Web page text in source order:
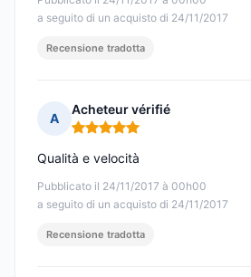
a seguito di un acquisto di 24/11/2017
Recensione tradotta
A
Acheteur vérifié
Nota: 5 su 5
Pubblicato il 24/11/2017 à 00h00
a seguito di un acquisto di 24/11/2017
Qualità e velocità
Recensione tradotta